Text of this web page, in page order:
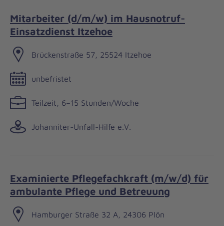
Mitarbeiter (d/m/w) im Hausnotruf-
Einsatzdienst Itzehoe
Brückenstraße 57, 25524 Itzehoe
unbefristet
Teilzeit, 6–15 Stunden/Woche
Johanniter-Unfall-Hilfe e.V.
Examinierte Pflegefachkraft (m/w/d) für
ambulante Pflege und Betreuung
Hamburger Straße 32 A, 24306 Plön